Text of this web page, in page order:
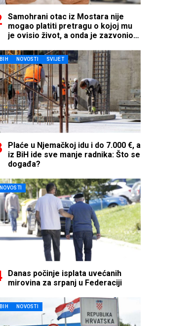
Samohrani otac iz Mostara nije
mogao platiti pretragu o kojoj mu
je ovisio život, a onda je zazvonio
BIH NOVOSTI SVIJET
Plaće u Njemačkoj idu i do 7.000 €, a
iz BiH ide sve manje radnika: Što se
događa?
NOVOSTI
Danas počinje isplata uvećanih
mirovina za srpanj u Federaciji
BIH NOVOSTI